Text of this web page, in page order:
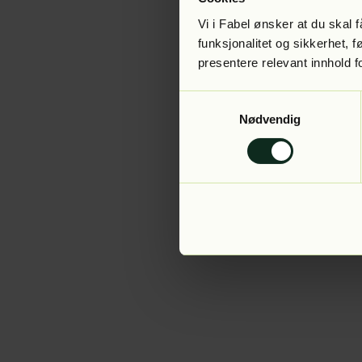
Vi i Fabel ønsker at du skal
funksjonalitet og sikkerhet,
presentere relevant innhold
Nødvendig
Application